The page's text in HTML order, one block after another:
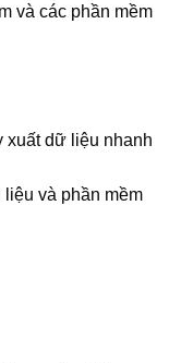
và các phần mềm
xuất dữ liệu nhanh
và phần mềm